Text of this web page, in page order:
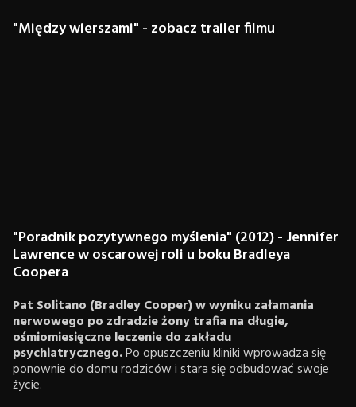
"Między wierszami" - zobacz trailer filmu
"Poradnik pozytywnego myślenia" (2012) - Jennifer
Lawrence w oscarowej roli u boku Bradleya
Coopera
Pat Solitano (Bradley Cooper) w wyniku załamania
nerwowego po zdradzie żony trafia na długie,
ośmiomiesięczne leczenie do zakładu
psychiatrycznego.Po opuszczeniu kliniki wprowadza się
ponownie do domu rodziców i stara się odbudować swoje
życie.